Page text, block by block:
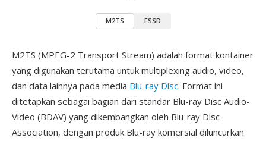
M2TS FSSD
M2TS (MPEG-2 Transport Stream) adalah format kontainer
yang digunakan terutama untuk multiplexing audio, video,
dan data lainnya pada media Blu-ray Disc. Format ini
ditetapkan sebagai bagian dari standar Blu-ray Disc Audio-
Video (BDAV) yang dikembangkan oleh Blu-ray Disc
Association, dengan produk Blu-ray komersial diluncurkan